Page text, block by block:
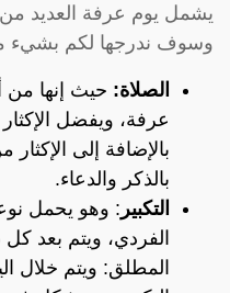
يشمل يوم عرفة العديد من
وسوف ندرجها لكم بشيء
الصلاة: حيث إنها من
عرفة، ويفضل الإكثار
بالإضافة إلى
بالذكر والدعاء.
التكبير : وهو يحمل
الفردي، ويتم بعد كل
المطلق: ويتم خلال